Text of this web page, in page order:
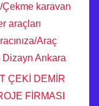
karavan
araçları
Araç
Ankara
ÇEKİ DEMİR
FİRMASI